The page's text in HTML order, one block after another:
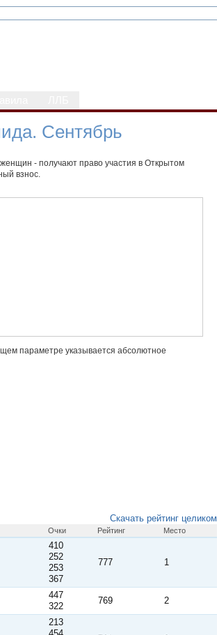
Сентябрь
- получают право участия в Открытом
взнос.
параметре указывается абсолютное
Скачать рейтинг целиком
Очки Рейтинг Место
410
252
253
367
777 1
447
322
769 2
213